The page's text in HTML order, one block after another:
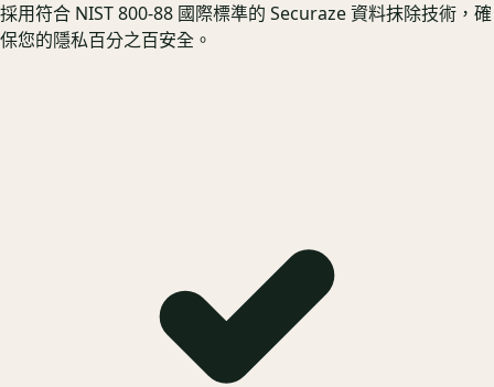
採用符合 NIST 800-88 國際標準的 Securaze 資料抹除技術，確
保您的隱私百分之百安全。